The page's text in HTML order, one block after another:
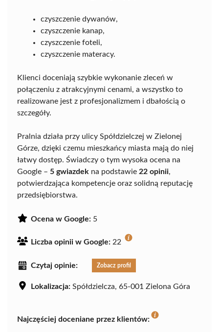
czyszczenie dywanów,
czyszczenie kanap,
czyszczenie foteli,
czyszczenie materacy.
Klienci doceniają szybkie wykonanie zleceń w
połączeniu z atrakcyjnymi cenami, a wszystko to
realizowane jest z profesjonalizmem i dbałością o
szczegóły.
Pralnia działa przy ulicy Spółdzielczej w Zielonej
Górze, dzięki czemu mieszkańcy miasta mają do niej
łatwy dostęp. Świadczy o tym wysoka ocena na
Google – 5 gwiazdek na podstawie 22 opinii,
potwierdzająca kompetencje oraz solidną reputację
przedsiębiorstwa.
Ocena w Google: 5
Liczba opinii w Google: 22
Czytaj opinie: Zobacz profil
Lokalizacja: Spółdzielcza, 65-001 Zielona Góra
Najczęściej doceniane przez klientów: